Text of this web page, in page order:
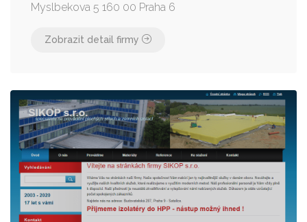
Myslbekova 5 160 00 Praha 6
Zobrazit detail firmy